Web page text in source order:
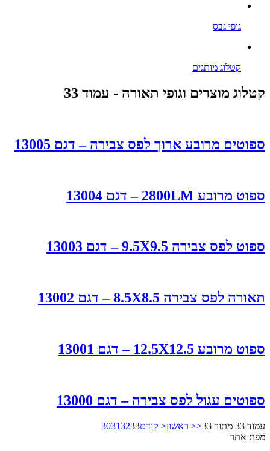
גופי גבס
קטלוג מותגים
קטלוג מוצרים וגופי תאורה - עמוד 33
ספוטים מרובע ארוך לפס צבירה – דגם 13005
ספוט מרובע 2800LM – דגם 13004
ספוט לפס צבירה 9.5X9.5 – דגם 13003
תאורה לפס צבירה 8.5X8.5 – דגם 13002
ספוט מרובע 12.5X12.5 – דגם 13001
ספוטים עגול לפס צבירה – דגם 13000
עמוד 33 מתוך 33 << ראשון< קודם 30313233
מפת אתר